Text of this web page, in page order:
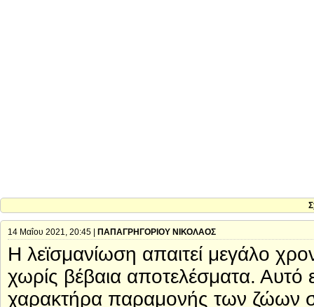
14 Μαΐου 2021, 20:45 | ΠΑΠΑΓΡΗΓΟΡΙΟΥ ΝΙΚΟΛΑΟΣ
Η λεϊσμανίωση απαιτεί μεγάλο
χωρίς βέβαια αποτελέσματα. Αυτό
χαρακτήρα παραμονής των ζώων